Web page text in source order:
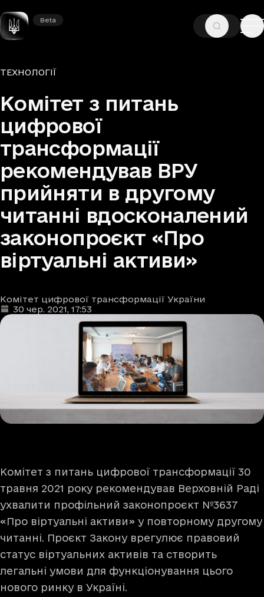
Beta
Beta
ГОЛОВНА —НОВИНИ
Рубрики
ТЕХНОЛОГІЇ
Комітет з питань
цифрової
трансформації
рекомендував ВРУ
прийняти в другому
читанні вдосконалений
законопроєкт «Про
віртуальні активи»
Автори
Комітет цифрової трансформації України
Дата та час публікації
30 чер. 2021, 17:53
Комітет з питань цифрової трансформації 30
травня 2021 року рекомендував Верховній Раді
ухвалити профільний законопроєкт №3637
«Про віртуальні активи» у повторному другому
читанні. Проєкт Закону врегулює правовий
статус віртуальних активів та створить
легальні умови для функціонування цього
нового ринку в Україні.